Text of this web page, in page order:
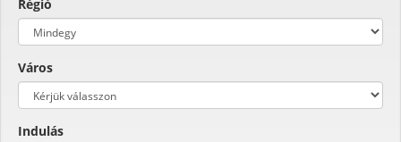
Régió
Város
Indulás